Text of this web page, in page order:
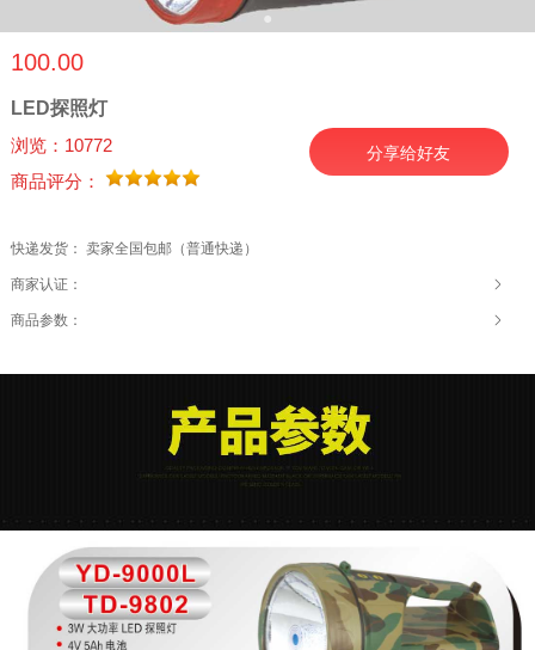
●
100.00
LED探照灯
浏览：10772
商品评分：
分享给好友
快递发货： 卖家全国包邮（普通快递）
商家认证：
商品参数：